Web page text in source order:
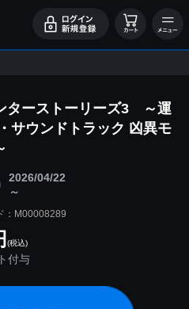
ターストーリーズ3 ～運
サウンドトラック 凶異モ
2026/04/22
～
：M00008289
(税込)
付与